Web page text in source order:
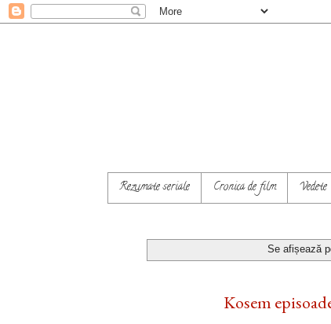
Rezumate seriale Cronica de film Vedete
Se afișează
Kosem